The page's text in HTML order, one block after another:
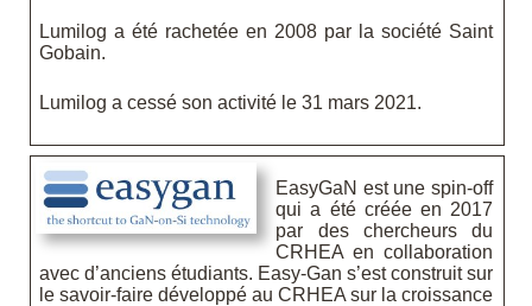
Lumilog a été rachetée en 2008 par la société Saint
Gobain.
Lumilog a cessé son activité le 31 mars 2021.
EasyGaN est une spin-off
qui a été créée en 2017
par des chercheurs du
CRHEA en collaboration
avec d’anciens étudiants. Easy-Gan s’est construit sur
le savoir-faire développé au CRHEA sur la croissance